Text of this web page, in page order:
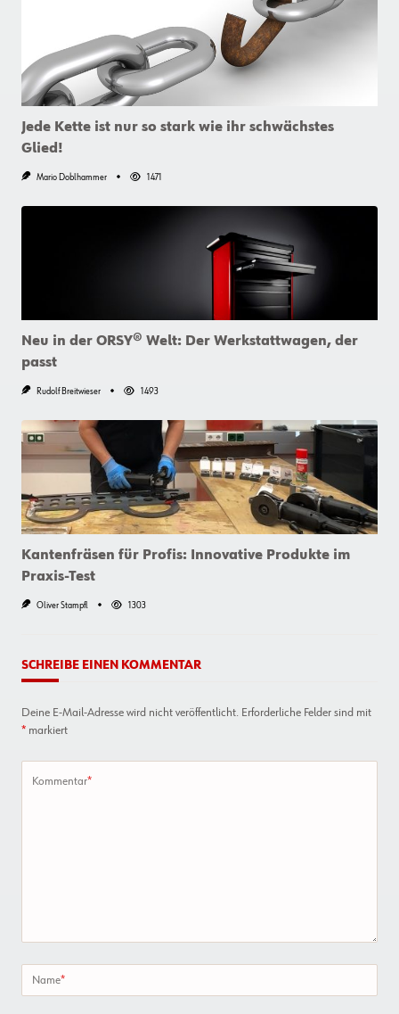
Jede Kette ist nur so stark wie ihr schwächstes
Glied!
Mario Doblhammer 1471
Neu in der ORSY® Welt: Der Werkstattwagen, der
passt
Rudolf Breitwieser 1493
Kantenfräsen für Profis: Innovative Produkte im
Praxis-Test
Oliver Stampfl 1303
SCHREIBE EINEN KOMMENTAR
Deine E-Mail-Adresse wird nicht veröffentlicht. Erforderliche Felder sind mit
* markiert
Kommentar*
Name*